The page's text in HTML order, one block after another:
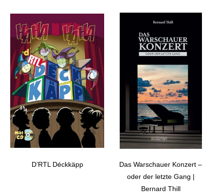
D’RTL Déckkäpp
Das Warschauer Konzert –
oder der letzte Gang |
Bernard Thill